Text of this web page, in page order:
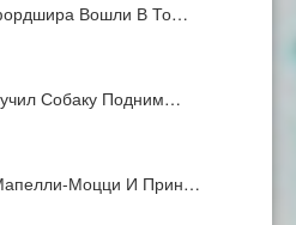
Вошли В То…
Собаку Подним…
Моцци И Прин…